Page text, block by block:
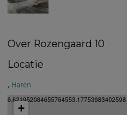
Over Rozengaard 10
Locatie
, Haren
6.621952084655764553.17753983402598
+